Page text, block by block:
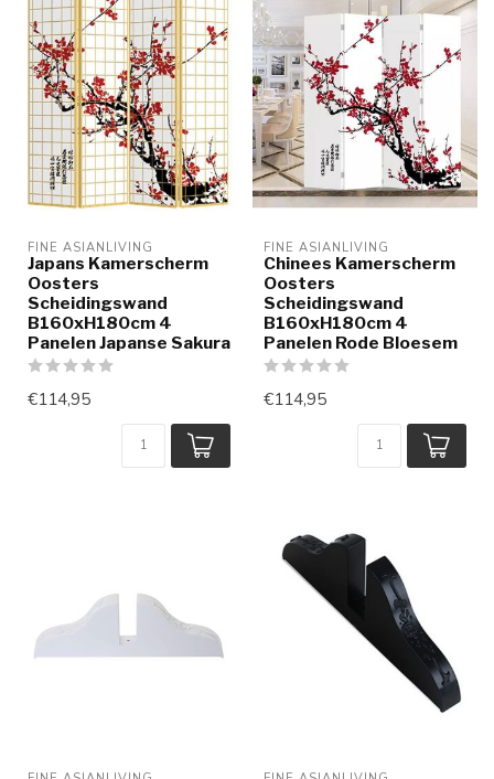
FINE ASIANLIVING
Japans Kamerscherm
Oosters
Scheidingswand
B160xH180cm 4
Panelen Japanse Sakura
€114,95
FINE ASIANLIVING
Chinees Kamerscherm
Oosters
Scheidingswand
B160xH180cm 4
Panelen Rode Bloesem
€114,95